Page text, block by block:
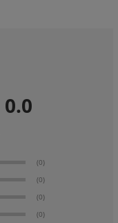
0.0
(0)
(0)
(0)
(0)